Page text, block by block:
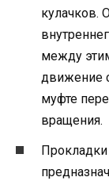
кулачков.
между
движение
муфте
вращения.